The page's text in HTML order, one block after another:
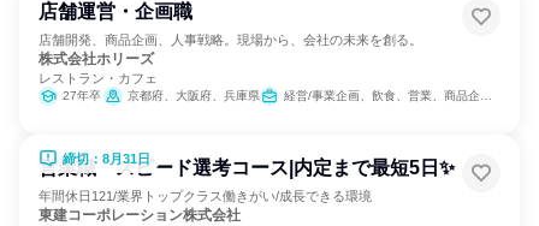
店舗運営・企画職
店舗開発、商品企画、人事戦略。現場から、会社の未来を創る。
株式会社ホリーズ
レストラン・カフェ
27年卒 京都府、大阪府、兵庫県 経営/事業企画、飲食、営業、商品企画、マーケティング・広告・宣伝
締切：8月31日
営業職 スピード選考コース|内定まで最短5日✨
年間休日121/業界トップクラス働きがい/成長できる環境
東建コーポレーション株式会社